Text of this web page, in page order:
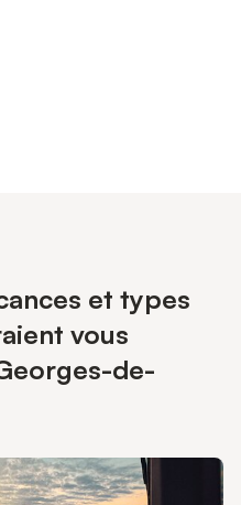
et types
vous
de-